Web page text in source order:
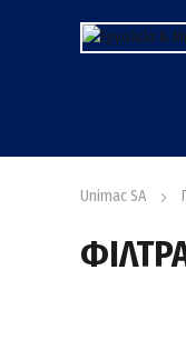
Unimac SA